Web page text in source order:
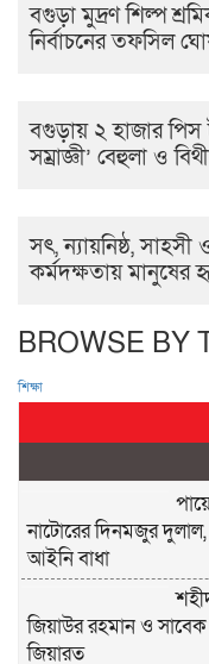
বগুড়া মুদ্রণ শিল্প
নির্বাচনের তফসিল
বগুড়ায় ২ হাজার পিস
সম্রাজ্ঞী’ বেহুলা ও
সৎ, ন্যায়নিষ্ঠ,
কর্মদক্ষতায়
BROWSE BY
শিক্ষা
নাটোরের দিনমজুর দুলাল,
আইনি বাধা
জিয়াউর রহমান ও সাবেক
জিয়ারত